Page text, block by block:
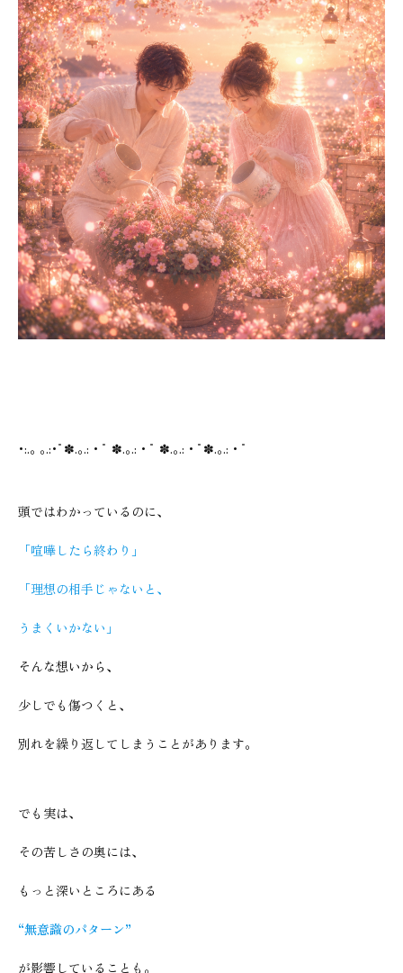
･:.｡ ｡.:･ﾟ✽.｡.:・ﾟ ✽.｡.:・ﾟ ✽.｡.:・ﾟ✽.｡.:・ﾟ
頭ではわかっているのに、
「喧嘩したら終わり」
「理想の相手じゃないと、
うまくいかない」
そんな想いから、
少しでも傷つくと、
別れを繰り返してしまうことがあります。
でも実は、
その苦しさの奥には、
もっと深いところにある
“無意識のパターン”
が影響していることも。